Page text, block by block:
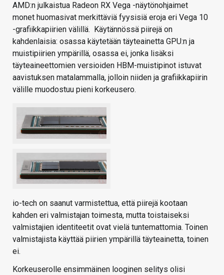
AMD:n julkaistua Radeon RX Vega -näytönohjaimet
monet huomasivat merkittäviä fyysisiä eroja eri Vega 10
-grafiikkapiirien välillä. Käytännössä piirejä on
kahdenlaisia: osassa käytetään täyteainetta GPU:n ja
muistipiirien ympärillä, osassa ei, jonka lisäksi
täyteaineettomien versioiden HBM-muistipinot istuvat
aavistuksen matalammalla, jolloin niiden ja grafiikkapiirin
välille muodostuu pieni korkeusero.
io-tech on saanut varmistettua, että piirejä kootaan
kahden eri valmistajan toimesta, mutta toistaiseksi
valmistajien identiteetit ovat vielä tuntemattomia. Toinen
valmistajista käyttää piirien ympärillä täyteainetta, toinen
ei.
Korkeuserolle ensimmäinen looginen selitys olisi